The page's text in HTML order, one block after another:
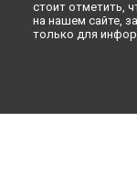
стоит отметить,
на нашем сайте,
только для